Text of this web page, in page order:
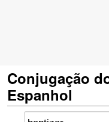
Conjugação
Espanhol